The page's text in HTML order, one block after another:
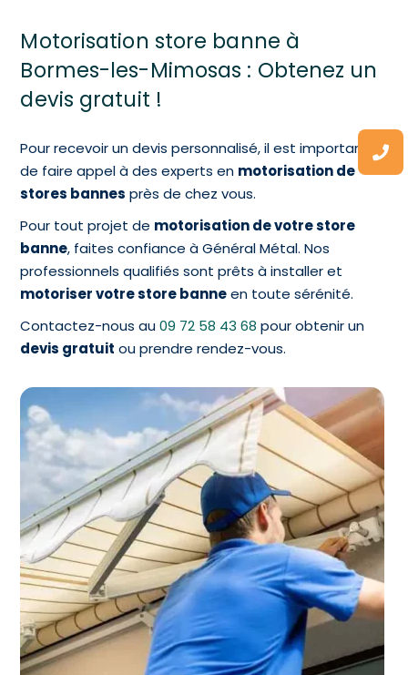
Motorisation store banne à
Bormes-les-Mimosas : Obtenez un
devis gratuit !
Pour recevoir un devis personnalisé, il est important
de faire appel à des experts en motorisation de
stores bannes près de chez vous.
Pour tout projet de motorisation de votre store
banne, faites confiance à Général Métal. Nos
professionnels qualifiés sont prêts à installer et
motoriser votre store banneen toute sérénité.
Contactez-nous au09 72 58 43 68 pour obtenir un
devis gratuit ou prendre rendez-vous.